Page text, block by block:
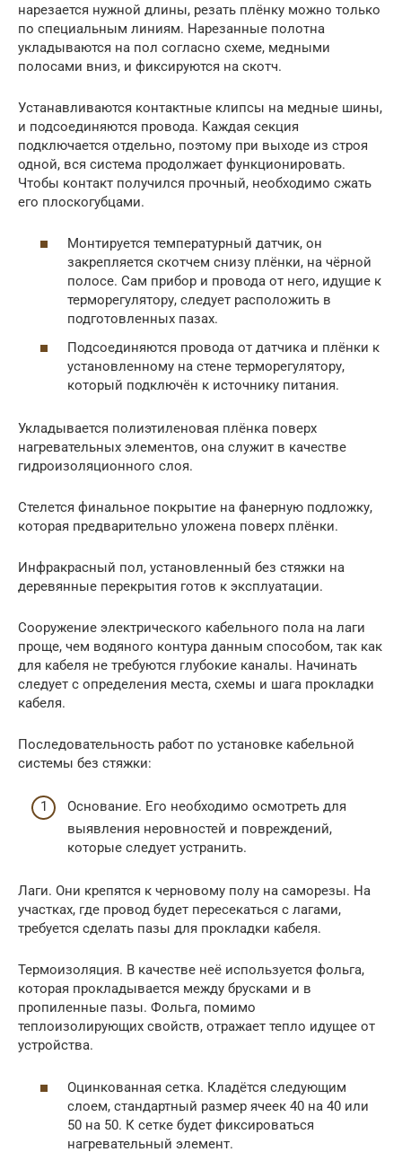
нарезается нужной длины, резать плёнку можно только
по специальным линиям. Нарезанные полотна
укладываются на пол согласно схеме, медными
полосами вниз, и фиксируются на скотч.
Устанавливаются контактные клипсы на медные шины,
и подсоединяются провода. Каждая секция
подключается отдельно, поэтому при выходе из строя
одной, вся система продолжает функционировать.
Чтобы контакт получился прочный, необходимо сжать
его плоскогубцами.
Монтируется температурный датчик, он
закрепляется скотчем снизу плёнки, на чёрной
полосе. Сам прибор и провода от него, идущие к
терморегулятору, следует расположить в
подготовленных пазах.
Подсоединяются провода от датчика и плёнки к
установленному на стене терморегулятору,
который подключён к источнику питания.
Укладывается полиэтиленовая плёнка поверх
нагревательных элементов, она служит в качестве
гидроизоляционного слоя.
Стелется финальное покрытие на фанерную подложку,
которая предварительно уложена поверх плёнки.
Инфракрасный пол, установленный без стяжки на
деревянные перекрытия готов к эксплуатации.
Сооружение электрического кабельного пола на лаги
проще, чем водяного контура данным способом, так как
для кабеля не требуются глубокие каналы. Начинать
следует с определения места, схемы и шага прокладки
кабеля.
Последовательность работ по установке кабельной
системы без стяжки:
Основание. Его необходимо осмотреть для
выявления неровностей и повреждений,
которые следует устранить.
Лаги. Они крепятся к черновому полу на саморезы. На
участках, где провод будет пересекаться с лагами,
требуется сделать пазы для прокладки кабеля.
Термоизоляция. В качестве неё используется фольга,
которая прокладывается между брусками и в
пропиленные пазы. Фольга, помимо
теплоизолирующих свойств, отражает тепло идущее от
устройства.
Оцинкованная сетка. Кладётся следующим
слоем, стандартный размер ячеек 40 на 40 или
50 на 50. К сетке будет фиксироваться
нагревательный элемент.